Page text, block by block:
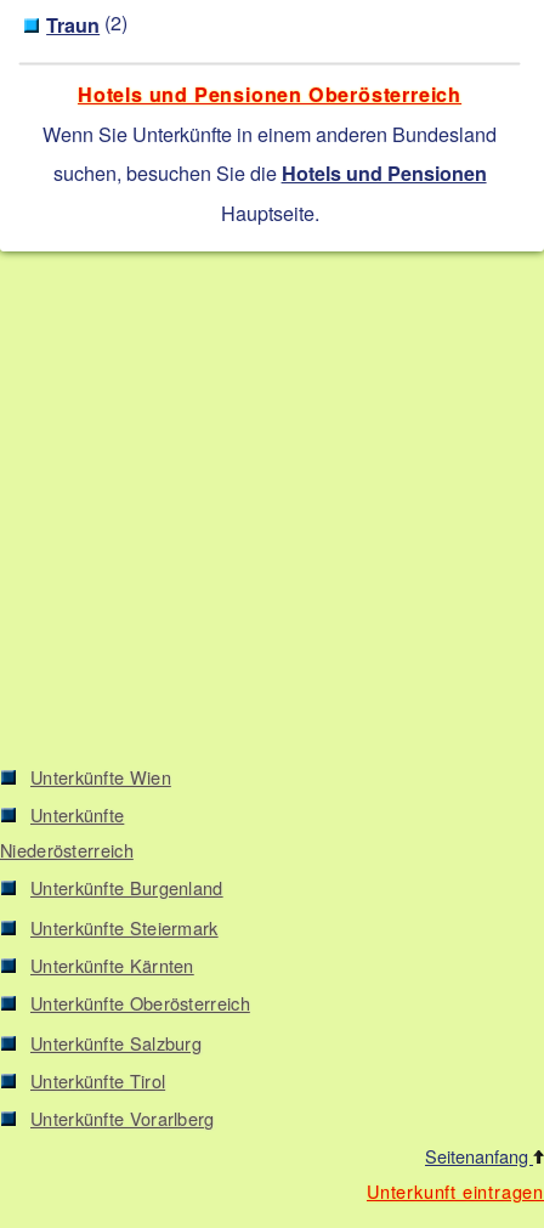
Traun (2)
Hotels und Pensionen Oberösterreich
Wenn Sie Unterkünfte in einem anderen Bundesland
suchen, besuchen Sie die Hotels und Pensionen
Hauptseite.
Unterkünfte Wien
Unterkünfte
Niederösterreich
Unterkünfte Burgenland
Unterkünfte Steiermark
Unterkünfte Kärnten
Unterkünfte Oberösterreich
Unterkünfte Salzburg
Unterkünfte Tirol
Unterkünfte Vorarlberg
Seitenanfang
Unterkunft eintragen